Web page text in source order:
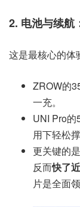
2. 电池与续航
这是最核心的体
ZROW的
一充。
UNI Pro
用下轻松
更关键的
反而快了
片是全面领